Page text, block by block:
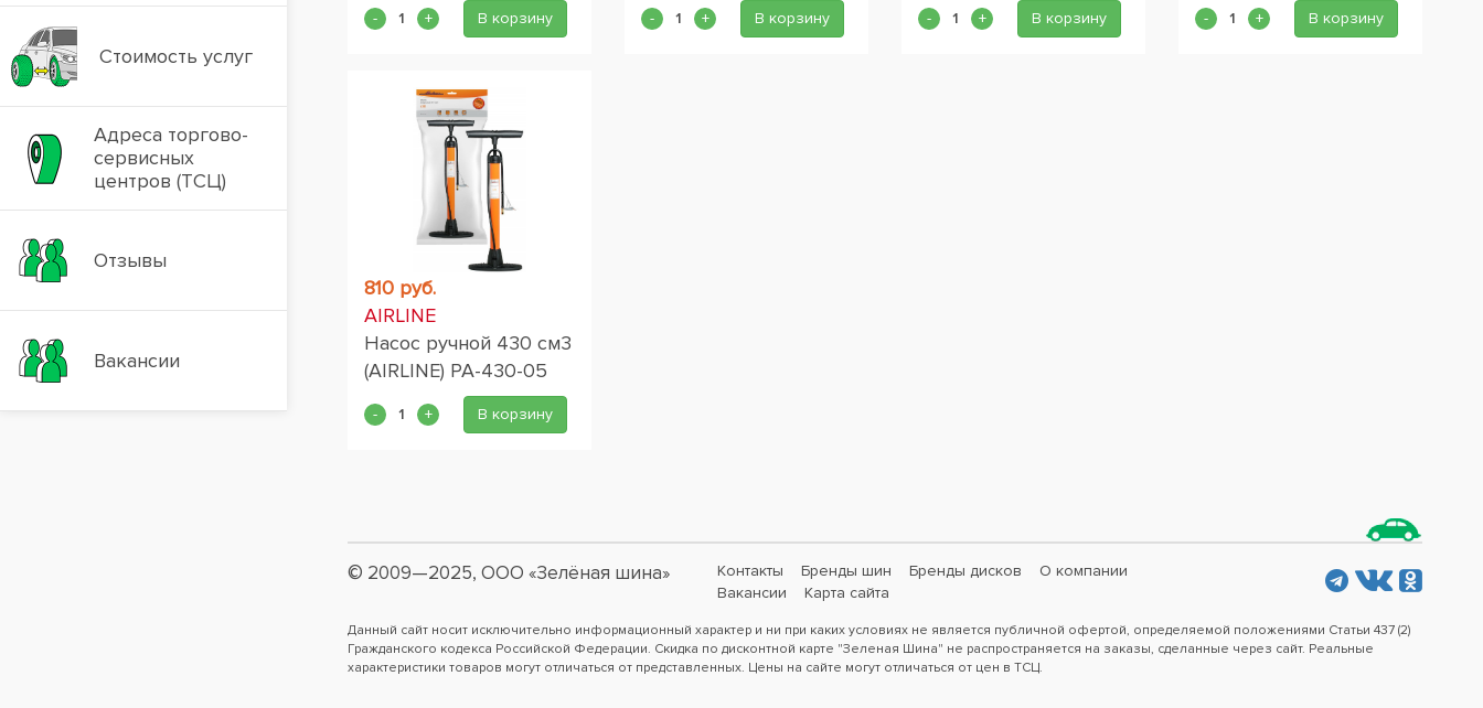
Стоимость услуг
Адреса торгово-
сервисных
центров (ТСЦ)
Отзывы
Вакансии
В корзину В корзину В корзину В корзину
810 руб.
AIRLINE
Насос ручной 430 см3
(AIRLINE) PA-430-05
В корзину
© 2009—2025, ООО «Зелёная шина» Контакты Бренды шин Бренды дисков
О компании
Вакансии
Карта сайта
Данный сайт носит исключительно информационный характер и ни при каких условиях не является публичной офертой, определяемой положениями Статьи 437 (2)
Гражданского кодекса Российской Федерации. Скидка по дисконтной карте "Зеленая Шина" не распространяется на заказы, сделанные через сайт. Реальные
характеристики товаров могут отличаться от представленных. Цены на сайте могут отличаться от цен в ТСЦ.